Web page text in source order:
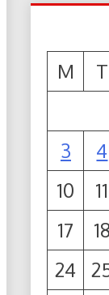
M
T
3
4
10
11
17
18
24